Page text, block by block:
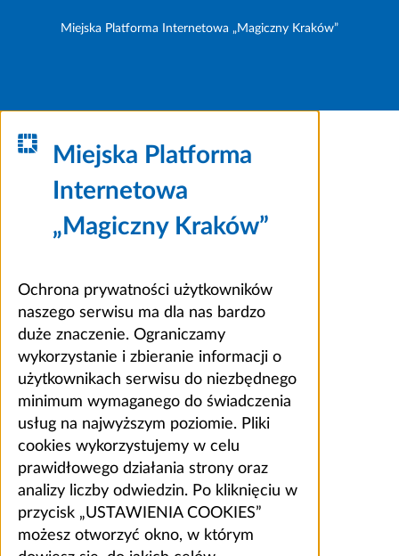
Miejska Platforma Internetowa „Magiczny Kraków”
Miejska Platforma
Internetowa
„Magiczny Kraków”
Ochrona prywatności użytkowników
naszego serwisu ma dla nas bardzo
duże znaczenie. Ograniczamy
wykorzystanie i zbieranie informacji o
użytkownikach serwisu do niezbędnego
minimum wymaganego do świadczenia
usług na najwyższym poziomie. Pliki
cookies wykorzystujemy w celu
prawidłowego działania strony oraz
analizy liczby odwiedzin. Po kliknięciu w
przycisk „USTAWIENIA COOKIES”
możesz otworzyć okno, w którym